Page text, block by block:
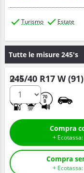
Turismo Estate
Tutte le misure 245's
245/40 R17 W (91)
70
B
Q.tà